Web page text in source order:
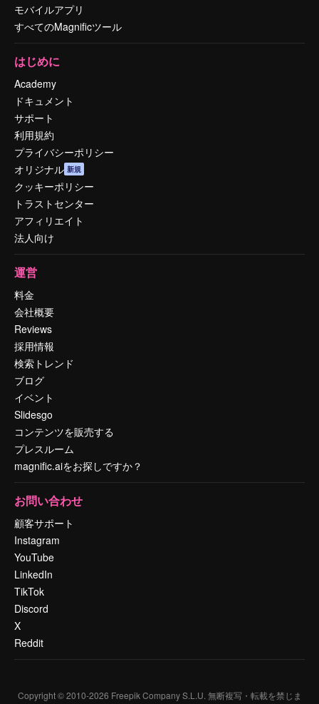
モバイルアプリ
すべてのMagnificツール
はじめに
Academy
ドキュメント
サポート
利用規約
プライバシーポリシー
オリジナル 新規
クッキーポリシー
トラストセンター
アフィリエイト
法人向け
運営
料金
会社概要
Reviews
採用情報
検索トレンド
ブログ
イベント
Slidesgo
コンテンツを販売する
プレスルーム
magnific.aiをお探しですか？
お問い合わせ
顧客サポート
Instagram
YouTube
LinkedIn
TikTok
Discord
X
Reddit
Copyright © 2010-2026 Freepik Company S.L.U. 無断複写・転載を禁じま